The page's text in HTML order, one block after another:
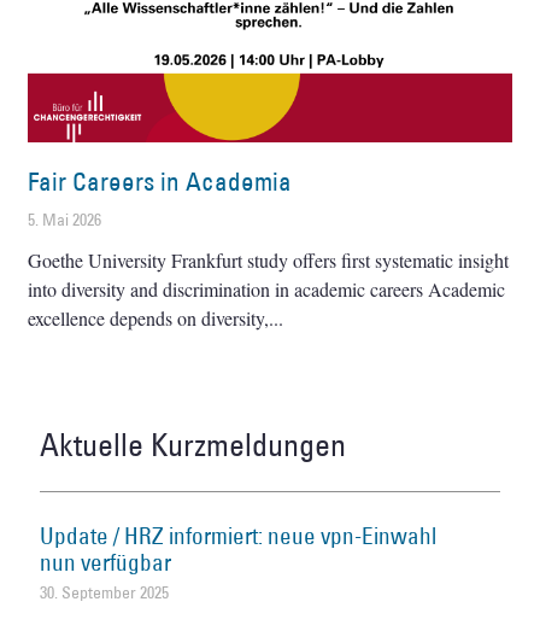
Fair Careers in Academia
5. Mai 2026
Goethe University Frankfurt study offers first systematic insight
into diversity and discrimination in academic careers Academic
excellence depends on diversity,
Aktuelle Kurzmeldungen
Update / HRZ informiert: neue vpn-Einwahl
nun verfügbar
30. September 2025